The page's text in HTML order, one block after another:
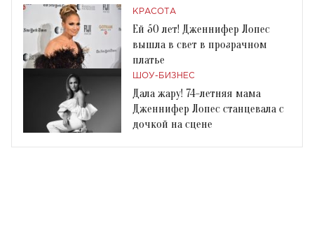
КРАСОТА
Ей 50 лет! Дженнифер Лопес
вышла в свет в прозрачном
платье
ШОУ-БИЗНЕС
Дала жару! 74-летняя мама
Дженнифер Лопес станцевала с
дочкой на сцене